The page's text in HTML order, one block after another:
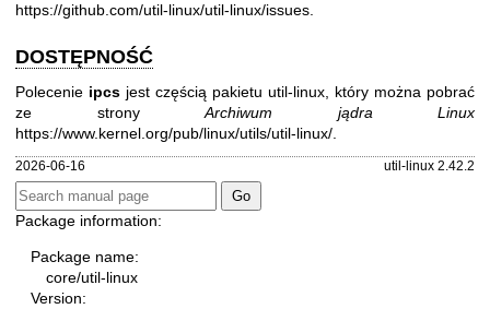
https://github.com/util-linux/util-linux/issues
DOSTĘPNOŚĆ
Polecenie ipcs jest częścią pakietu util-linux, który można pobrać
ze strony Archiwum jądra Linux
https://www.kernel.org/pub/linux/utils/util-linux/
2026-06-16 util-linux 2.42.2
Package information:
Package name:
core/util-linux
Version: